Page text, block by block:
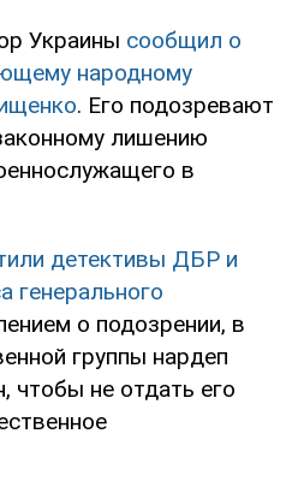
Украины сообщил о
народному
. Его подозревают
лишению
в
детективы ДБР и
генерального
о подозрении, в
группы нардеп
чтобы не отдать его